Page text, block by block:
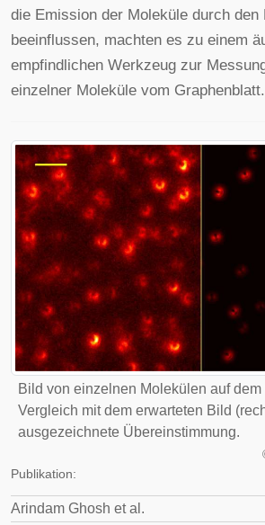
die Emission der Moleküle durch den
beeinflussen, machten es zu einem
empfindlichen Werkzeug zur
einzelner Moleküle vom Graphenblatt.
Bild von einzelnen Molekülen auf
Vergleich mit dem erwarteten Bild
ausgezeichnete Übereinstimmung.
Publikation:
Arindam Ghosh et al.